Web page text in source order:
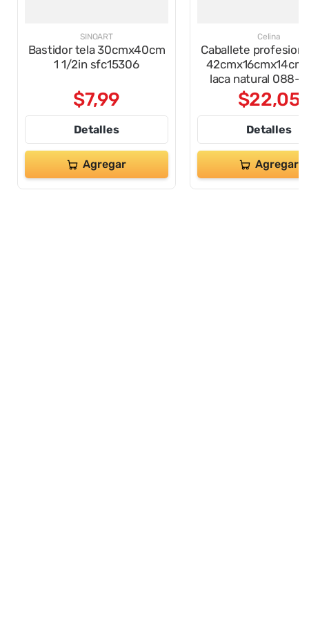
SINOART
Bastidor tela 30cmx40cm
1 1/2in sfc15306
$7,99
Detalles
Agregar
Celina
Caballete
42cmx16cmx14cm
laca natural 088-
$22,05
Detalles
Agregar